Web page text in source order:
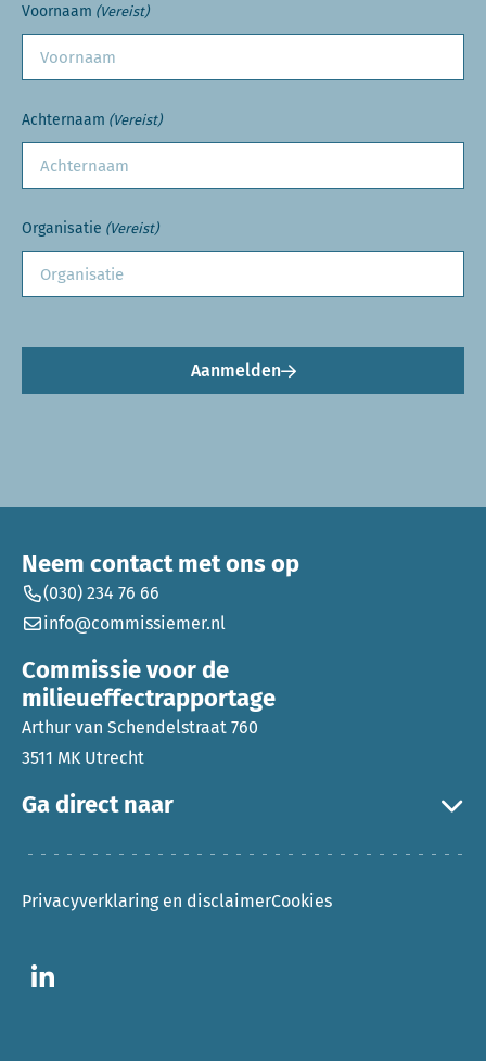
Voornaam (Vereist)
Achternaam (Vereist)
Organisatie (Vereist)
Aanmelden
Ga direct naar
Neem contact met ons op
(030) 234 76 66
info@commissiemer.nl
Commissie voor de
milieueffectrapportage
Arthur van Schendelstraat 760
3511 MK Utrecht
Privacyverklaring en disclaimerCookies
Ga naar LinkedIn